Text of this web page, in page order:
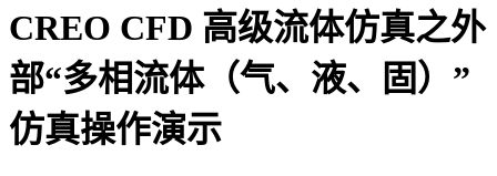
CREO CFD 高级流体仿真之外
部“多相流体（气、液、固）”
仿真操作演示